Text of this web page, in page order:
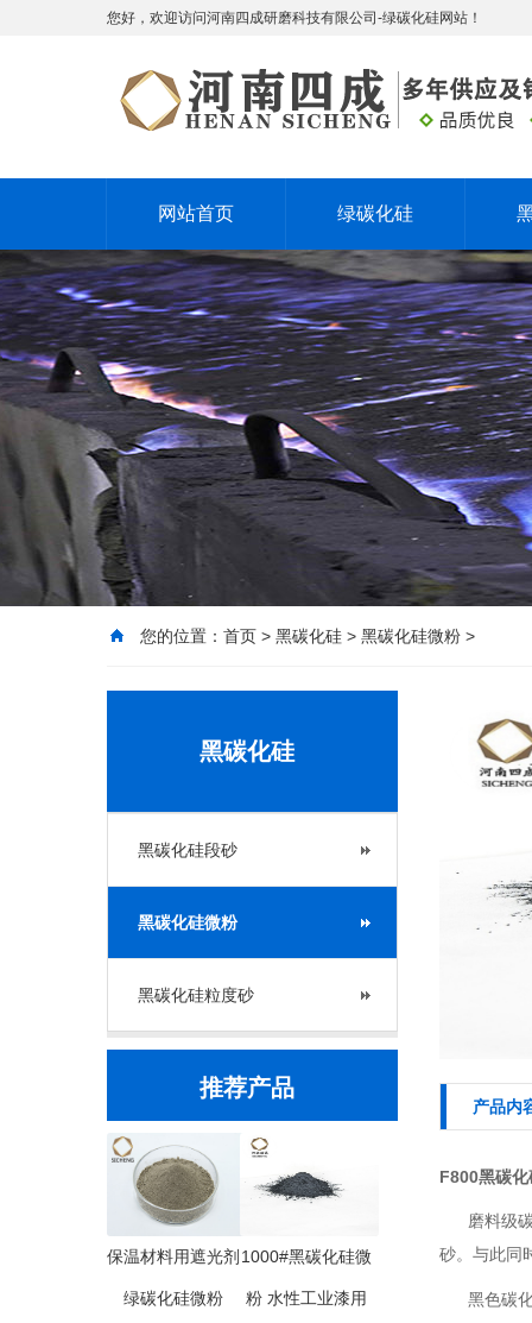
您好，欢迎访问河南四成研磨科技有限公司-绿碳化硅网站！
网站首页 绿碳化硅
您的位置： 首页 > 黑碳化硅 > 黑碳化硅微粉 >
黑碳化硅
黑碳化硅段砂
黑碳化硅微粉
黑碳化硅粒度砂
推荐产品
保温材料用遮光剂
绿碳化硅微粉
1000#黑碳化硅微
粉 水性工业漆用
产品内
F800黑碳
磨料级
砂。与此同
黑色碳